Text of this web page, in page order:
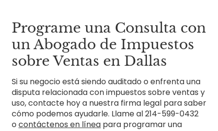
Programe una Consulta con
un Abogado de Impuestos
sobre Ventas en Dallas
Si su negocio está siendo auditado o enfrenta una
disputa relacionada con impuestos sobre ventas y
uso, contacte hoy a nuestra firma legal para saber
cómo podemos ayudarle. Llame al 214-599-0432
o contáctenos en línea para programar una